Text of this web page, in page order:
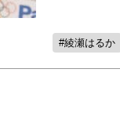
綾瀬はるか